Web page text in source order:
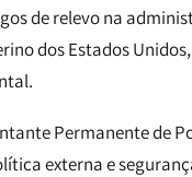
de relevo na
dos Estados
Permanente de
externa e